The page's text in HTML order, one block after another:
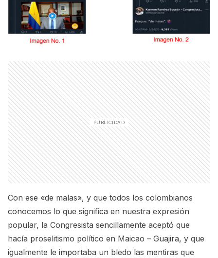
Con ese «de malas», y que todos los colombianos
conocemos lo que significa en nuestra expresión
popular, la Congresista sencillamente aceptó que
hacía proselitismo político en Maicao – Guajira, y que
igualmente le importaba un bledo las mentiras que